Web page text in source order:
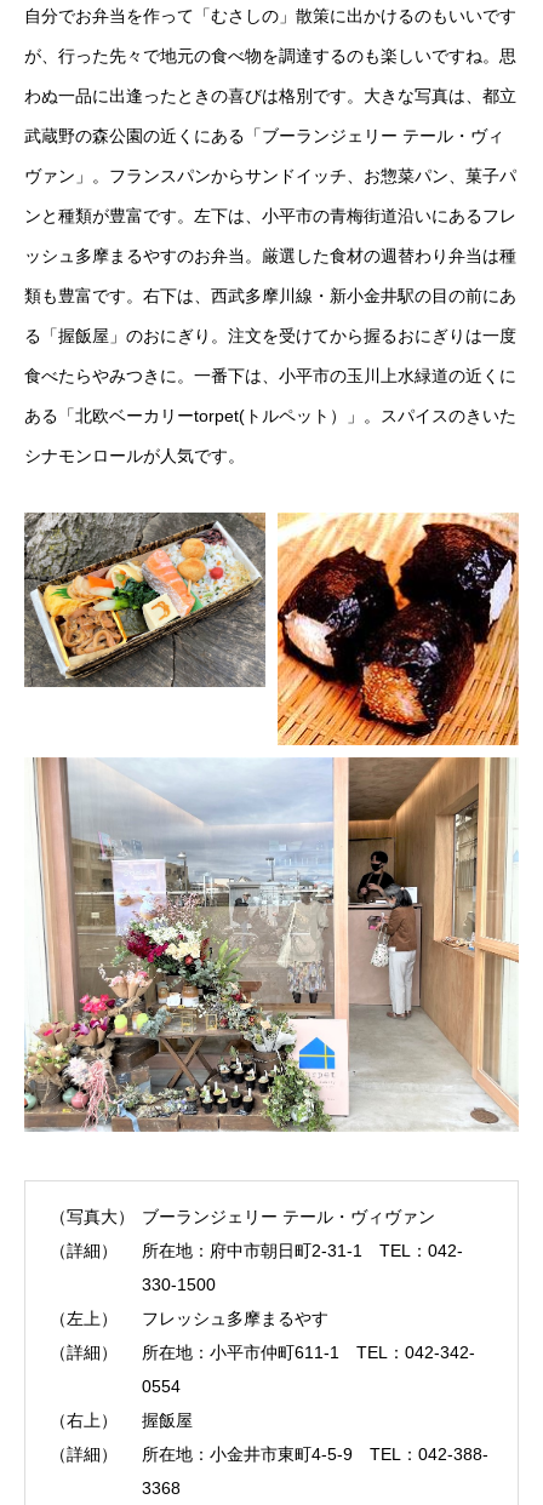
自分でお弁当を作って「むさしの」散策に出かけるのもいいです
が、行った先々で地元の食べ物を調達するのも楽しいですね。思
わぬ一品に出逢ったときの喜びは格別です。大きな写真は、都立
武蔵野の森公園の近くにある「ブーランジェリー テール・ヴィ
ヴァン」。フランスパンからサンドイッチ、お惣菜パン、菓子パ
ンと種類が豊富です。左下は、小平市の青梅街道沿いにあるフレ
ッシュ多摩まるやすのお弁当。厳選した食材の週替わり弁当は種
類も豊富です。右下は、西武多摩川線・新小金井駅の目の前にあ
る「握飯屋」のおにぎり。注文を受けてから握るおにぎりは一度
食べたらやみつきに。一番下は、小平市の玉川上水緑道の近くに
ある「北欧ベーカリーtorpet(トルペット）」。スパイスのきいた
シナモンロールが人気です。
（写真大）
ブーランジェリー テール・ヴィヴァン
（詳細）
所在地：府中市朝日町2-31-1 TEL：042-
330-1500
（左上）
フレッシュ多摩まるやす
（詳細）
所在地：小平市仲町611-1 TEL：042-342-
0554
（右上）
握飯屋
（詳細）
所在地：小金井市東町4-5-9 TEL：042-388-
3368